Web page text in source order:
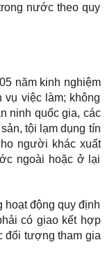
nước theo quy
năm kinh nghiệm
việc làm; không
ninh quốc gia, các
tội lạm dụng tín
người khác xuất
ngoài hoặc ở lại
hoạt động quy định
có giao kết hợp
đối tượng tham gia